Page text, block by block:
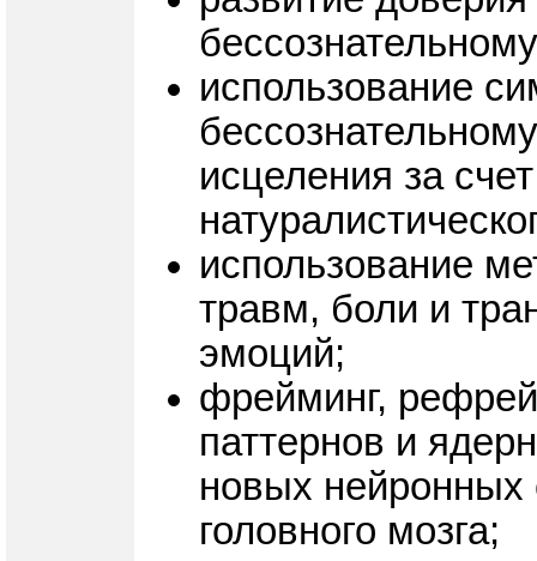
использование
исцеления за
использование
травм, боли и
эмоций;
фрейминг,
паттернов и
новых нейронных
головного мозга;